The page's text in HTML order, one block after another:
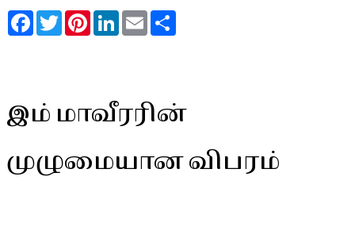
FacebookTwitterPinterestLinkedInEmail
இம் மாவீரரின்
முழுமையான விபரம்